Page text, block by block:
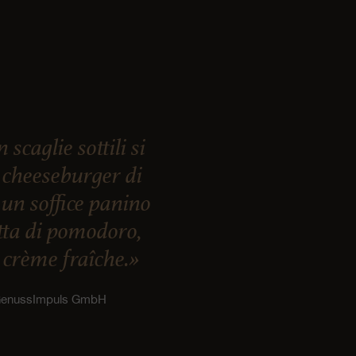
scaglie sottili si
di
soffice panino
di pomodoro,
fraîche.»
GmbH